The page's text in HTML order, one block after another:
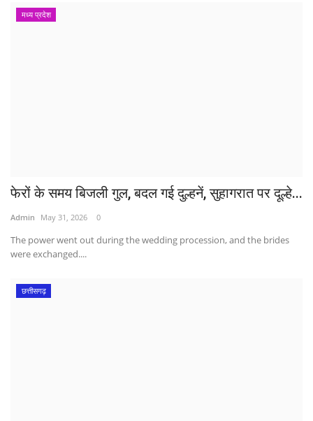
मध्य प्रदेश
फेरों के समय बिजली गुल, बदल गई दुल्हनें, सुहागरात पर दूल्हे...
Admin May 31, 2026 0
The power went out during the wedding procession, and the brides
were exchanged....
छत्तीसगढ़